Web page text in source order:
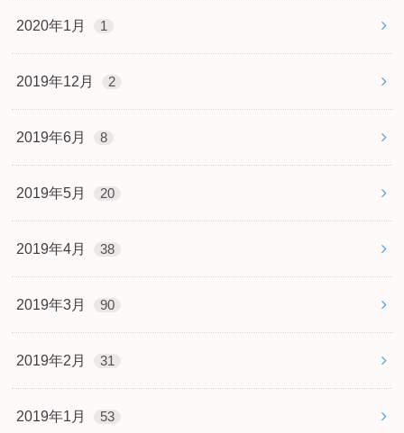
2020年1月 1
2019年12月 2
2019年6月 8
2019年5月 20
2019年4月 38
2019年3月 90
2019年2月 31
2019年1月 53